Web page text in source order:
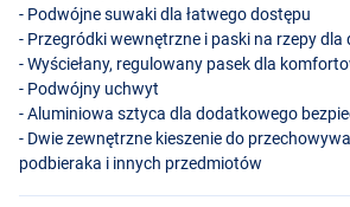
- Podwójne suwaki dla łatwego dostępu
- Przegródki wewnętrzne i paski na rzepy
- Wyściełany, regulowany pasek dla
- Podwójny uchwyt
- Aluminiowa sztyca dla dodatkowego
- Dwie zewnętrzne kieszenie do
podbieraka i innych przedmiotów